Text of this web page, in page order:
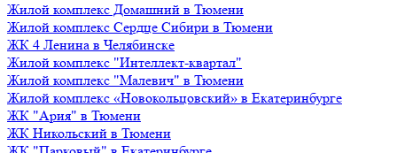
Жилой комплекс Домашний в Тюмени
Жилой комплекс Сердце Сибири в Тюмени
ЖК 4 Ленина в Челябинске
Жилой комплекс "Интеллект-квартал"
Жилой комплекс "Малевич" в Тюмени
Жилой комплекс «Новокольцовский» в Екатеринбурге
ЖК "Ария" в Тюмени
ЖК Никольский в Тюмени